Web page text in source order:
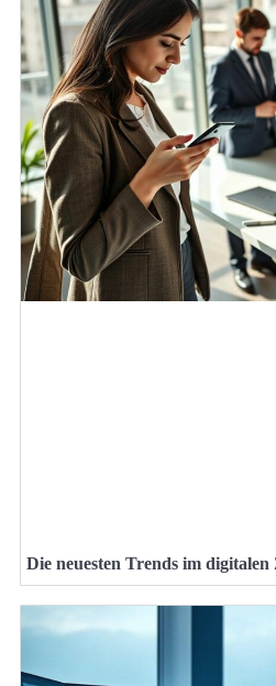
Die neuesten Trends im